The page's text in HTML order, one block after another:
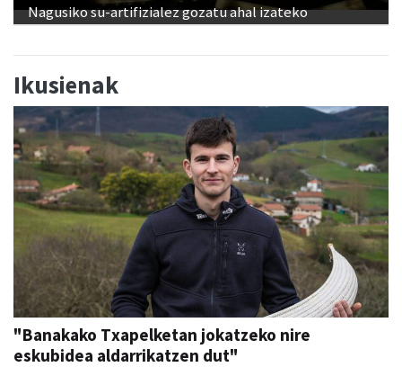
Nagusiko su-artifizialez gozatu ahal izateko
Ikusienak
"Banakako Txapelketan jokatzeko nire
eskubidea aldarrikatzen dut"